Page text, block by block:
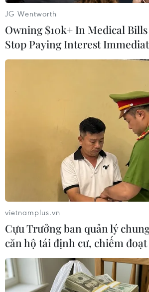
#Cục Hàng không Việt Nam
#Phí xét
#Virus SARS-CoV-2
#Cảng hàng
Theo dõi VietnamPlus
JG Wentworth
Owning $10k+ In Medical
Stop Paying Interest
vietnamplus.vn
Cựu Trưởng ban quản lý
căn hộ tái định cư, chiếm